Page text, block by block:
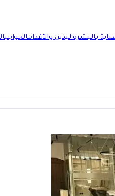
بالبشرةاليدين والأقدامالحواجب